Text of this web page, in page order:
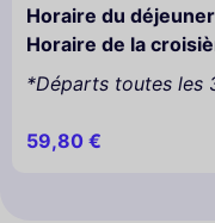
Horaire du déjeuner
Horaire de la
*Départs toutes les
59,80 €